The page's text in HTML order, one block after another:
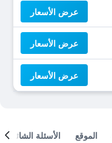
عرض الأسعار
عرض الأسعار
عرض الأسعار
الموقع الأسئلة الشائعة